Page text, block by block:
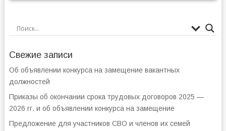
Свежие записи
Об объявлении конкурса на замещение вакантных
должностей
Приказы об окончании срока трудовых договоров 2025 —
2026 гг. и об объявлении конкурса на замещение
Предложение для участников СВО и членов их семей